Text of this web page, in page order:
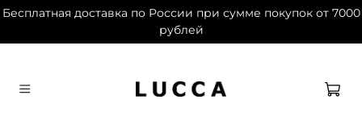
Бесплатная доставка по России при сумме покупок от 7000
рублей